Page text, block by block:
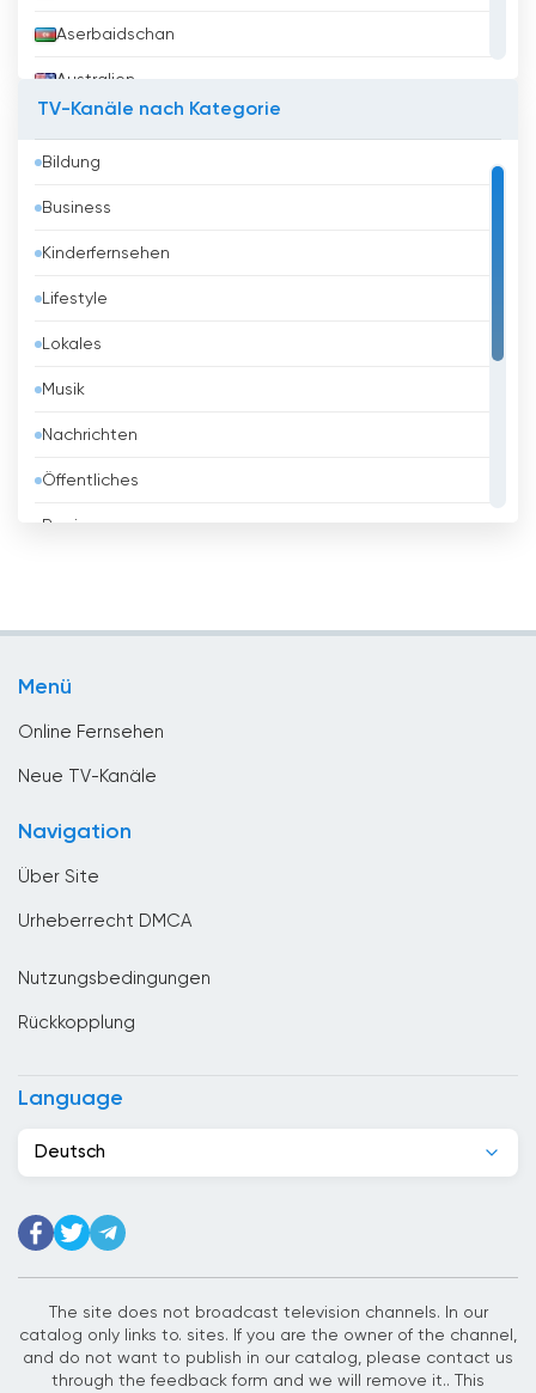
Aserbaidschan
Australien
Bahrain
Bangladesh
Barbados
Belarus
Belgien
Belize
Benin
Bhutan
Dominikanische Republik
Dschibuti
Elfenbeinkuste
Ethiopia
Finnland
TV-Kanäle nach Kategorie
Bildung
Business
Kinderfernsehen
Lifestyle
Lokales
Musik
Nachrichten
Öffentliches
Regierung
Menü
Online Fernsehen
Neue TV-Kanäle
Navigation
Über Site
Urheberrecht DMCA
Nutzungsbedingungen
Rückkopplung
Language
Deutsch
The site does not broadcast television channels. In our
catalog only links to. sites. If you are the owner of the channel,
and do not want to publish in our catalog, please contact us
through the feedback form and we will remove it.. This